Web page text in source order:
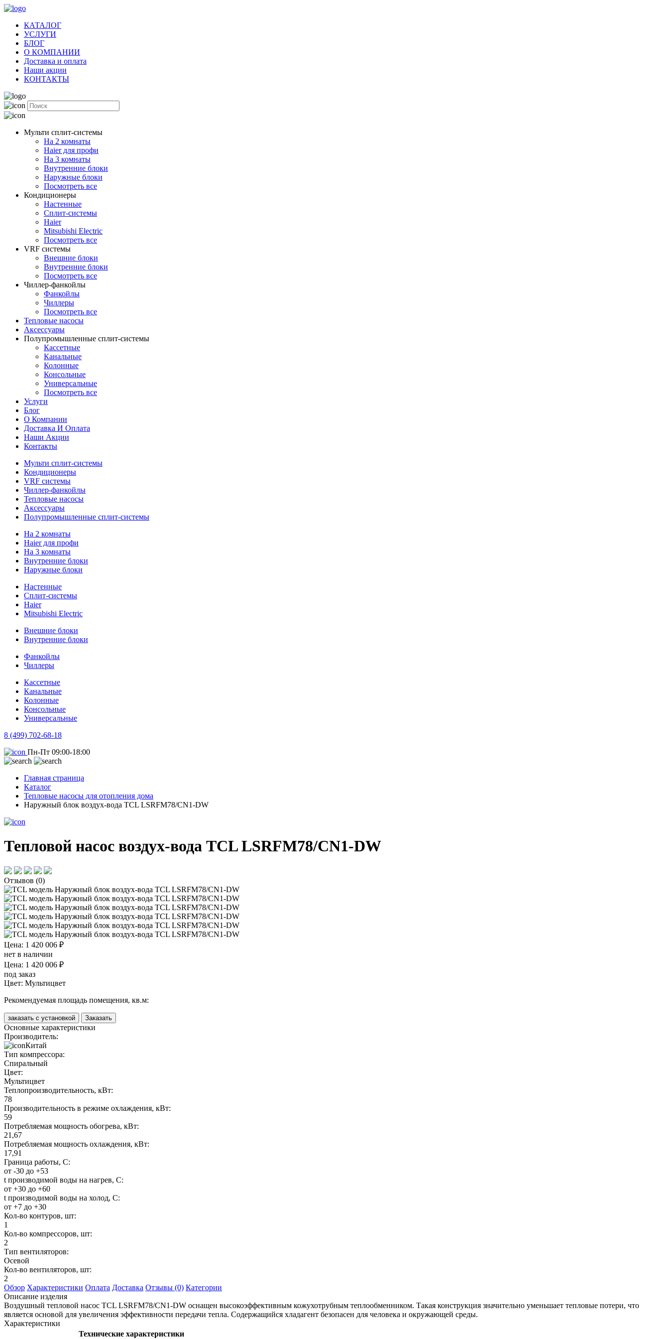
КАТАЛОГ
УСЛУГИ
БЛОГ
О КОМПАНИИ
Доставка и оплата
Наши акции
КОНТАКТЫ
Мульти сплит-системы
На 2 комнаты
Haier для профи
На 3 комнаты
Внутренние блоки
Наружные блоки
Посмотреть все
Кондиционеры
Настенные
Сплит-системы
Haier
Mitsubishi Electric
Посмотреть все
VRF системы
Внешние блоки
Внутренние блоки
Посмотреть все
Чиллер-фанкойлы
Фанкойлы
Чиллеры
Посмотреть все
Тепловые насосы
Аксессуары
Полупромышленные сплит-системы
Кассетные
Канальные
Колонные
Консольные
Универсальные
Посмотреть все
Услуги
Блог
О Компании
Доставка И Оплата
Наши Акции
Контакты
Мульти сплит-системы
Кондиционеры
VRF системы
Чиллер-фанкойлы
Тепловые насосы
Аксессуары
Полупромышленные сплит-системы
На 2 комнаты
Haier для профи
На 3 комнаты
Внутренние блоки
Наружные блоки
Настенные
Сплит-системы
Haier
Mitsubishi Electric
Внешние блоки
Внутренние блоки
Фанкойлы
Чиллеры
Кассетные
Канальные
Колонные
Консольные
Универсальные
8 (499) 702-68-18
Пн-Пт 09:00-18:00
Главная страница
Каталог
Тепловые насосы для отопления дома
Наружный блок воздух-вода TCL LSRFM78/CN1-DW
Тепловой насос воздух-вода TCL LSRFM78/CN1-DW
Отзывов (0)
Цена: 1 420 006 ₽
нет в наличии
Цена: 1 420 006 ₽
под заказ
Цвет: Мультицвет
Рекомендуемая площадь помещения, кв.м:
заказать с установкой Заказать
Основные характеристики
Производитель:
Китай
Тип компрессора:
Спиральный
Цвет:
Мультицвет
Теплопроизводительность, кВт:
78
Производительность в режиме охлаждения, кВт:
59
Потребляемая мощность обогрева, кВт:
21,67
Потребляемая мощность охлаждения, кВт:
17,91
Граница работы, С:
от -30 до +53
t производимой воды на нагрев, С:
от +30 до +60
t производимой воды на холод, С:
от +7 до +30
Кол-во контуров, шт:
1
Кол-во компрессоров, шт:
2
Тип вентиляторов:
Осевой
Кол-во вентиляторов, шт:
2
Обзор Характеристики Оплата Доставка Отзывы (0) Категории
Описание изделия
Воздушный тепловой насос TCL LSRFM78/CN1-DW оснащен высокоэффективным кожухотрубным теплообменником. Такая конструкция значительно уменьшает тепловые потери, что
является основой для увеличения эффективности передачи тепла. Содержащийся хладагент безопасен для человека и окружающей среды.
Характеристики
Технические характеристики